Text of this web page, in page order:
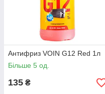
Антифриз VOIN G12 Red 1л
Більше 5 од.
135 ₴